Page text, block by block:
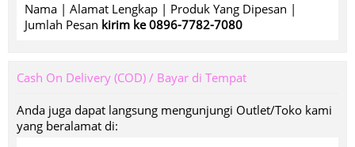
Nama | Alamat Lengkap | Produk Yang Dipesan |
Jumlah Pesan kirim ke 0896-7782-7080
Cash On Delivery (COD) / Bayar di Tempat
Anda juga dapat langsung mengunjungi Outlet/Toko kami
yang beralamat di: